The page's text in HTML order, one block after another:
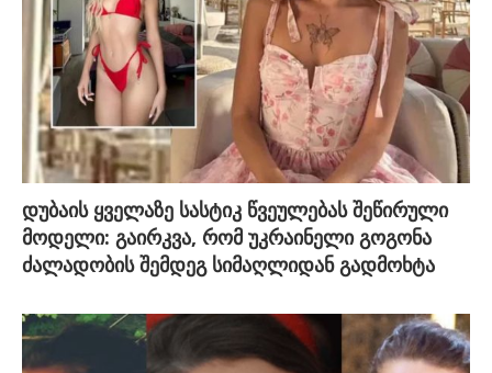
დუბაის ყველაზე სასტიკ წვეულებას შეწირული
მოდელი: გაირკვა, რომ უკრაინელი გოგონა
ძალადობის შემდეგ სიმაღლიდან გადმოხტა